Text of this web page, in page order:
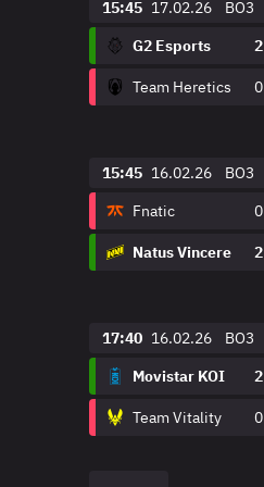
15:45 17.02.26
BO3
G2 Esports
2
Team Heretics 0
15:45 16.02.26
BO3
Fnatic
0
Natus Vincere 2
17:40 16.02.26
BO3
Movistar KOI
2
Team Vitality 0